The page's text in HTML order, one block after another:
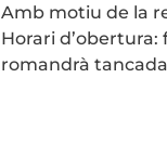
Amb motiu de la
Horari d’obertura:
romandrà